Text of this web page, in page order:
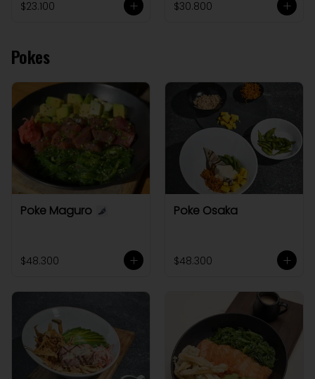
$23.100 $30.800
Pokes
Poke Maguro
$48.300
Poke Osaka
$48.300